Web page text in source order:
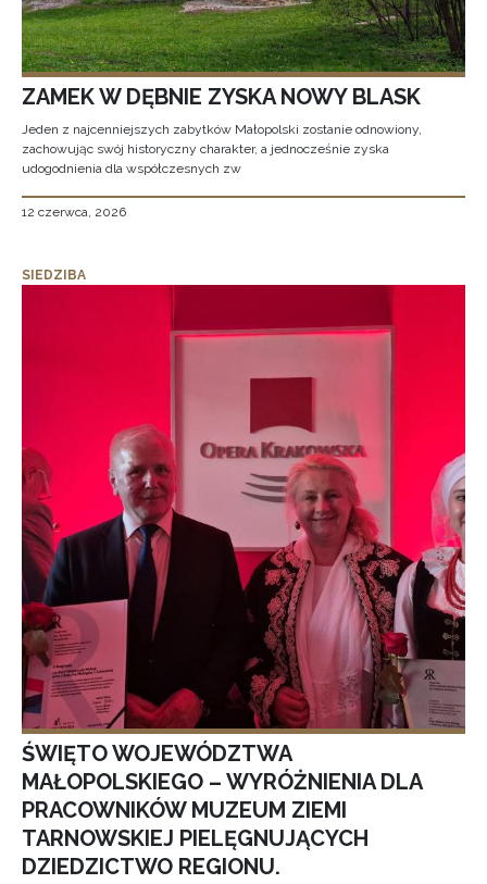
ZAMEK W DĘBNIE ZYSKA NOWY BLASK
Jeden z najcenniejszych zabytków Małopolski zostanie odnowiony,
zachowując swój historyczny charakter, a jednocześnie zyska
udogodnienia dla współczesnych zw
12 czerwca, 2026
SIEDZIBA
ŚWIĘTO WOJEWÓDZTWA
MAŁOPOLSKIEGO – WYRÓŻNIENIA DLA
PRACOWNIKÓW MUZEUM ZIEMI
TARNOWSKIEJ PIELĘGNUJĄCYCH
DZIEDZICTWO REGIONU.